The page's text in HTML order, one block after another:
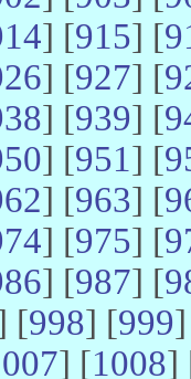
] [915] [
] [927] [
] [939] [
] [951] [
] [963] [
] [975] [
] [987] [
[998] [999
] [1008]